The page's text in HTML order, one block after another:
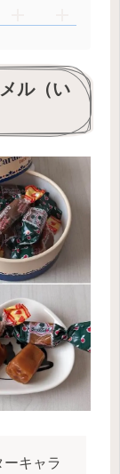
ル（い
キャラ